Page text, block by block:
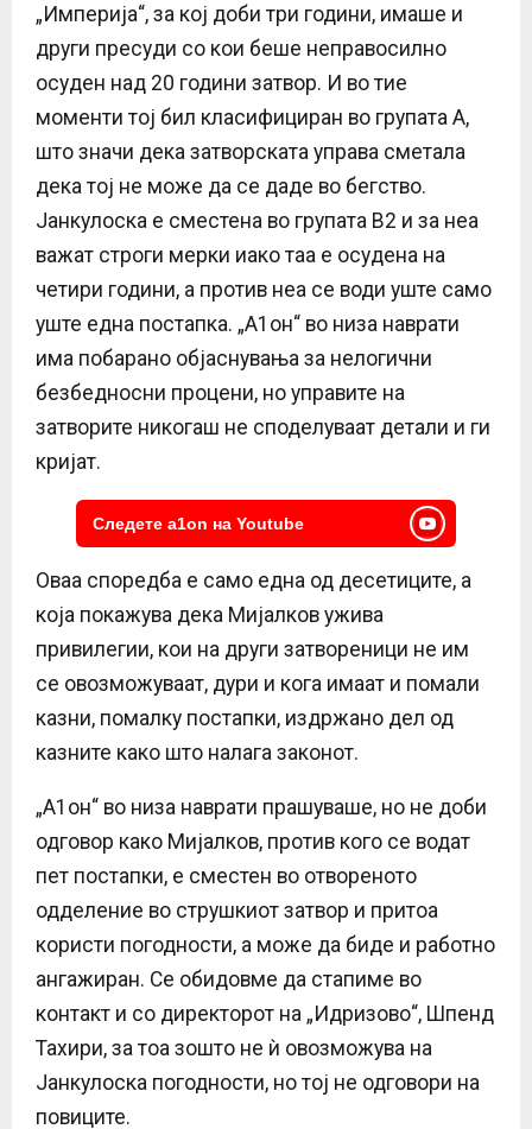
„Империја“, за кој доби три години, имаше и
други пресуди со кои беше неправосилно
осуден над 20 години затвор. И во тие
моменти тој бил класифициран во групата А,
што значи дека затворската управа сметала
дека тој не може да се даде во бегство.
Јанкулоска е сместена во групата В2 и за неа
важат строги мерки иако таа е осудена на
четири години, а против неа се води уште само
уште една постапка. „А1он“ во низа наврати
има побарано објаснувања за нелогични
безбедносни процени, но управите на
затворите никогаш не споделуваат детали и ги
кријат.
Следете a1on на Youtube
Оваа споредба е само една од десетиците, а
која покажува дека Мијалков ужива
привилегии, кои на други затвореници не им
се овозможуваат, дури и кога имаат и помали
казни, помалку постапки, издржано дел од
казните како што налага законот.
„А1он“ во низа наврати прашуваше, но не доби
одговор како Мијалков, против кого се водат
пет постапки, е сместен во отвореното
одделение во струшкиот затвор и притоа
користи погодности, а може да биде и работно
ангажиран. Се обидовме да стапиме во
контакт и со директорот на „Идризово“, Шпенд
Тахири, за тоа зошто не ѝ овозможува на
Јанкулоска погодности, но тој не одговори на
повиците.